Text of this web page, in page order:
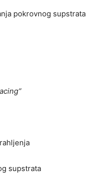
pokrovnog supstrata
supstrata